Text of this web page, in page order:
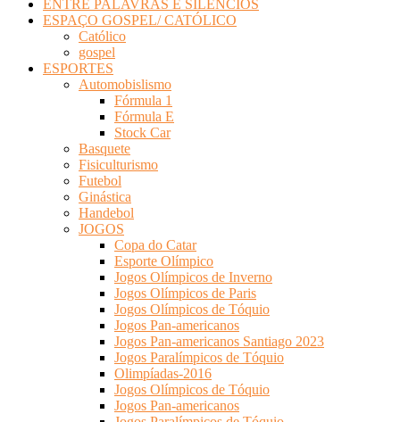
ENTRE PALAVRAS E SILÊNCIOS
ESPAÇO GOSPEL/ CATÓLICO
Católico
gospel
ESPORTES
Automobislismo
Fórmula 1
Fórmula E
Stock Car
Basquete
Fisiculturismo
Futebol
Ginástica
Handebol
JOGOS
Copa do Catar
Esporte Olímpico
Jogos Olímpicos de Inverno
Jogos Olímpicos de Paris
Jogos Olímpicos de Tóquio
Jogos Pan-americanos
Jogos Pan-americanos Santiago 2023
Jogos Paralímpicos de Tóquio
Olimpíadas-2016
Jogos Olímpicos de Tóquio
Jogos Pan-americanos